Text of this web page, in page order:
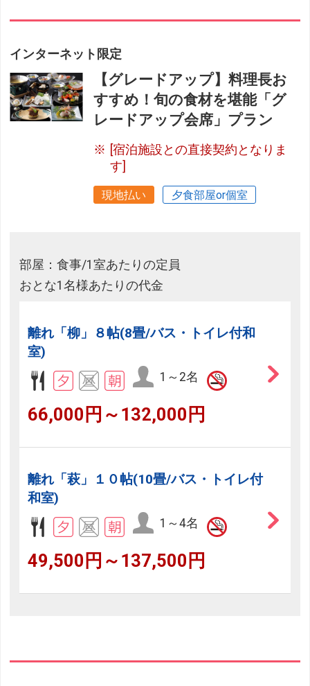
インターネット限定
【グレードアップ】料理長お
すすめ！旬の食材を堪能「グ
レードアップ会席」プラン
[宿泊施設との直接契約となりま
す]
現地払い 夕食部屋or個室
部屋：食事/1室あたりの定員
おとな1名様あたりの代金
離れ「柳」８帖(8畳/バス・トイレ付和
室)
1～2名
66,000円～132,000円
離れ「萩」１０帖(10畳/バス・トイレ付
和室)
1～4名
49,500円～137,500円